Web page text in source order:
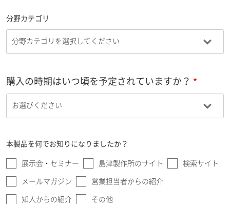
分野カテゴリ
購入の時期はいつ頃を予定されていますか？
本製品を何でお知りになりましたか？
展示会・セミナー 島津製作所のサイト 検索サイト
メールマガジン 営業担当者からの紹介
知人からの紹介 その他